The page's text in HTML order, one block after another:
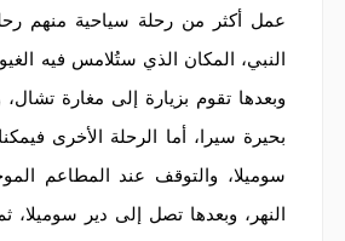
عمل أكثر من رحلة سياحية منهم
النبي، المكان الذي ستُلامس فيه
وبعدها تقوم بزيارة إلى مغارة
بحيرة سيرا، أما الرحلة الأخرى
سوميلا، والتوقف عند المطاعم
النهر، وبعدها تصل إلى دير سوميلا،